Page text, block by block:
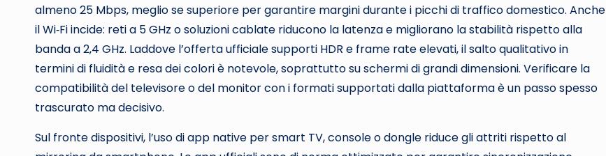
almeno 25 Mbps, meglio se superiore per garantire margini durante i picchi di traffico domestico. Anche
il Wi‑Fi incide: reti a 5 GHz o soluzioni cablate riducono la latenza e migliorano la stabilità rispetto alla
banda a 2,4 GHz. Laddove l’offerta ufficiale supporti HDR e frame rate elevati, il salto qualitativo in
termini di fluidità e resa dei colori è notevole, soprattutto su schermi di grandi dimensioni. Verificare la
compatibilità del televisore o del monitor con i formati supportati dalla piattaforma è un passo spesso
trascurato ma decisivo.
Sul fronte dispositivi, l’uso di app native per smart TV, console o dongle riduce gli attriti rispetto al